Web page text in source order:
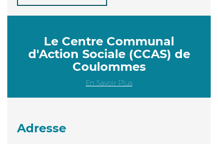
Le Centre Communal
d'Action Sociale (CCAS) de
Coulommes
En Savoir Plus
Adresse